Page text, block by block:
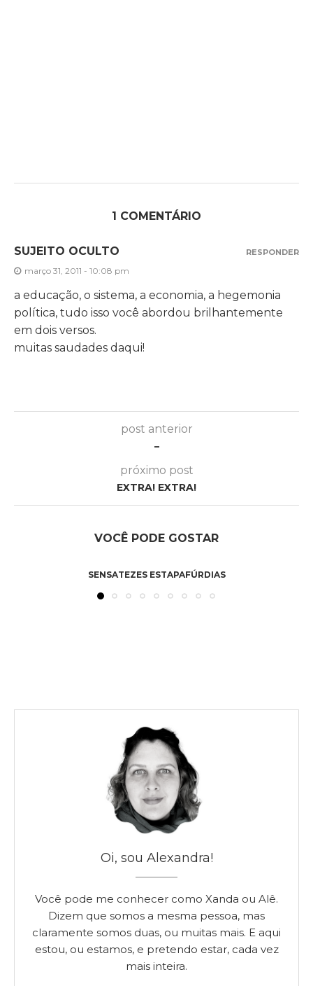
1 COMENTÁRIO
SUJEITO OCULTO
março 31, 2011 - 10:08 pm
a educação, o sistema, a economia, a hegemonia
política, tudo isso você abordou brilhantemente
em dois versos.
muitas saudades daqui!
RESPONDER
post anterior
–
próximo post
EXTRA! EXTRA!
VOCÊ PODE GOSTAR
SENSATEZES ESTAPAFÚRDIAS
Oi, sou Alexandra!
Você pode me conhecer como Xanda ou Alê.
Dizem que somos a mesma pessoa, mas
claramente somos duas, ou muitas mais. E aqui
estou, ou estamos, e pretendo estar, cada vez
mais inteira.